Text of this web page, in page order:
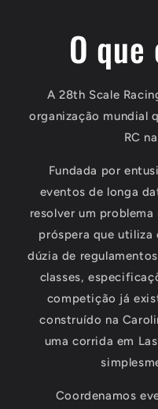
O que
A 28th Scale
organização mundial
RC
Fundada por
eventos de longa
resolver um
próspera que utiliza
dúzia de
classes,
competição já
construído na
uma corrida em
Coordenamos